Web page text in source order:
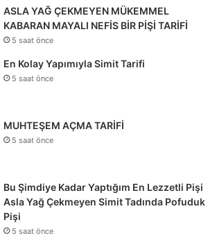
ASLA YAĞ ÇEKMEYEN MÜKEMMEL
KABARAN MAYALI NEFİS BİR PİŞİ TARİFİ
5 saat önce
En Kolay Yapımıyla Simit Tarifi
5 saat önce
MUHTEŞEM AÇMA TARİFİ
5 saat önce
Bu Şimdiye Kadar Yaptığım En Lezzetli Pişi
Asla Yağ Çekmeyen Simit Tadında Pofuduk
Pişi
5 saat önce